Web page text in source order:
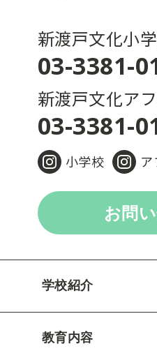
新渡戸文化小
03-3381-
新渡戸文化ア
03-3381-
小学校
お問
学校紹介
教育内容